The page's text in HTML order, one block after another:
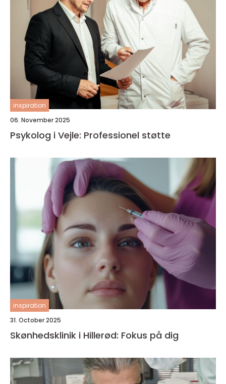
inspiration
06. November 2025
Psykolog i Vejle: Professionel støtte
inspiration
31. October 2025
Skønhedsklinik i Hillerød: Fokus på dig